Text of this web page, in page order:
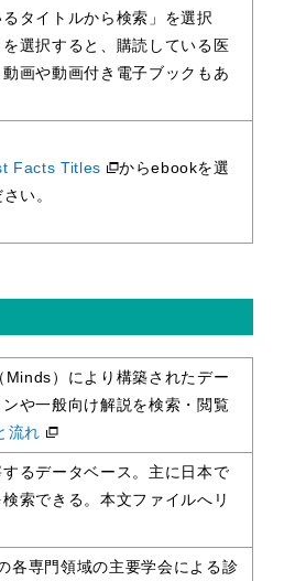
タイトルから検索」を選択
選択すると、購読している医
画や動画付き電子ブックもあ
Facts Titles
からebookを選
い。
）により構築されたデー
や一般向け解説を検索・閲覧
流れ
るデータベース。主に日本で
索できる。本文ファイルへリ
各専門領域の主要学会による診